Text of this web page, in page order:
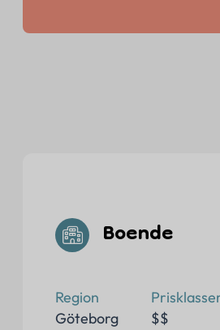
Boende
Region
Göteborg
$$